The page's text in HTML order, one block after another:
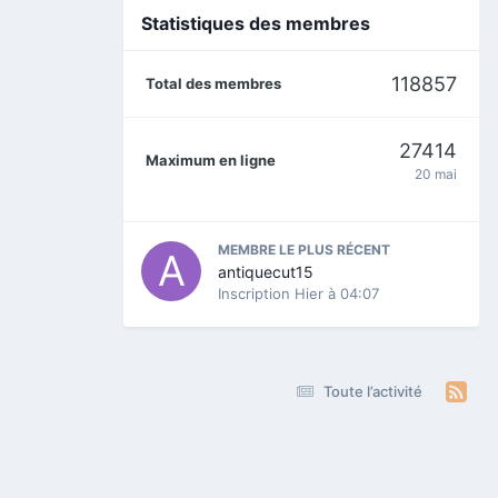
Statistiques des membres
Total des membres 118857
Maximum en ligne 27414
20 mai
MEMBRE LE PLUS RÉCENT
antiquecut15
Inscription Hier à 04:07
Toute l’activité